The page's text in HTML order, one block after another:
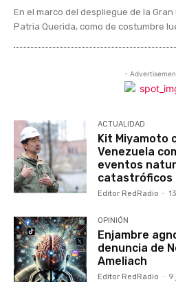
En el marco del despliegue de la Gran
Patria Querida, como de costumbre
-
ACTUALIDAD
Kit Miyamoto
Venezuela
eventos
catastróficos
Editor RedRadio -
OPINIÓN
Enjambre
denuncia de
Ameliach
Editor RedRadio - 9